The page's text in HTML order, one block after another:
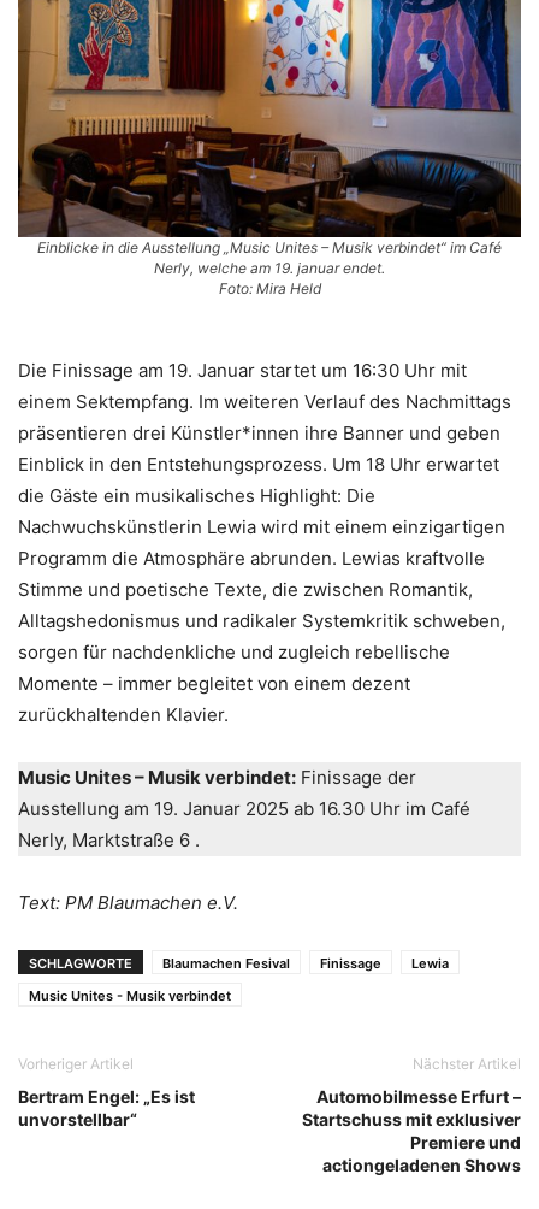
Einblicke in die Ausstellung „Music Unites – Musik verbindet“ im Café
Nerly, welche am 19. januar endet.
Foto: Mira Held
Die Finissage am 19. Januar startet um 16:30 Uhr mit
einem Sektempfang. Im weiteren Verlauf des Nachmittags
präsentieren drei Künstler*innen ihre Banner und geben
Einblick in den Entstehungsprozess. Um 18 Uhr erwartet
die Gäste ein musikalisches Highlight: Die
Nachwuchskünstlerin Lewia wird mit einem einzigartigen
Programm die Atmosphäre abrunden. Lewias kraftvolle
Stimme und poetische Texte, die zwischen Romantik,
Alltagshedonismus und radikaler Systemkritik schweben,
sorgen für nachdenkliche und zugleich rebellische
Momente – immer begleitet von einem dezent
zurückhaltenden Klavier.
Music Unites – Musik verbindet: Finissage der
Ausstellung am 19. Januar 2025 ab 16.30 Uhr im Café
Nerly, Marktstraße 6 .
Text: PM Blaumachen e.V.
SCHLAGWORTE Blaumachen Fesival Finissage
Lewia
Music Unites - Musik verbindet
Vorheriger Artikel
Bertram Engel: „Es ist
unvorstellbar“
Nächster Artikel
Automobilmesse Erfurt –
Startschuss mit exklusiver
Premiere und
actiongeladenen Shows